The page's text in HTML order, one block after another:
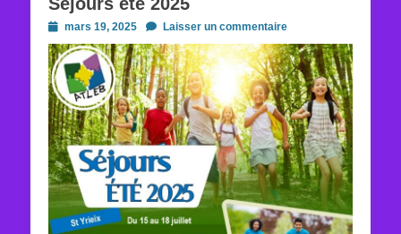
Posted
on
mars 19, 2025 Laisser un commentaire